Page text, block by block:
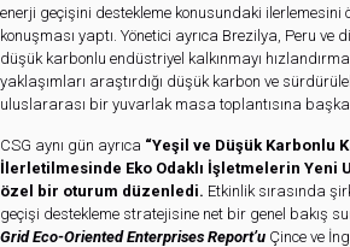
enerji geçişini destekleme konusundaki ilerlemesini
konuşması yaptı. Yönetici ayrıca Brezilya, Peru ve
düşük karbonlu endüstriyel kalkınmayı
yaklaşımları araştırdığı düşük karbon ve
uluslararası bir yuvarlak masa toplantısına
CSG aynı gün ayrıca “Yeşil ve Düşük Karbonlu
İlerletilmesinde Eko Odaklı İşletmelerin Yeni
özel bir oturum düzenledi. Etkinlik sırasında
geçişi destekleme stratejisine net bir genel bakış
Grid Eco-Oriented Enterprises Report’u Çince ve